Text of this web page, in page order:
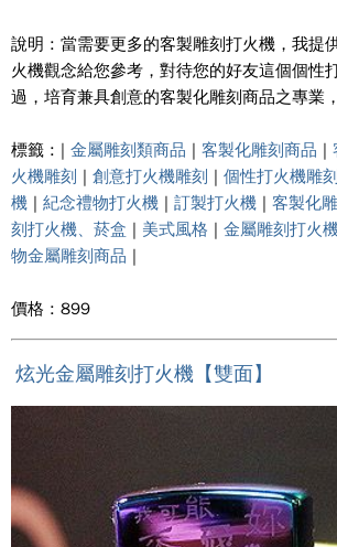
說明 : 當需要更多的客製雕刻打火機，我提
火機觀念給您參考，對待您的好友這個個性
過，培育兼具創意的客製化雕刻商品之專業
標籤 : | 金屬雕刻類商品 | 客製化雕刻商品 |
火機雕刻 | 創意打火機雕刻 | 個性打火機雕刻
機 | 紀念禮物打火機 | 訂製打火機 | 客製化
刻打火機、菸盒 | 美式風格 | 金屬雕刻打火
物金屬雕刻商品 |
價格 : 899
炫光金屬雕刻打火機【雙面】